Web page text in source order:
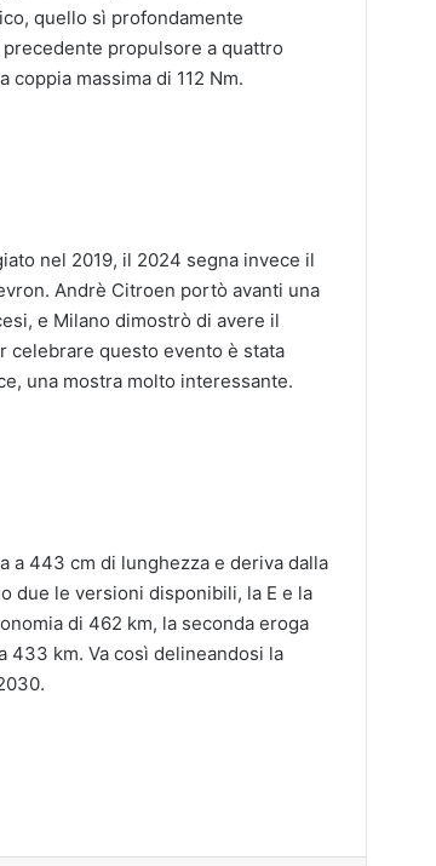
quello sì profondamente
propulsore a quattro
massima di 112 Nm.
nel 2019, il 2024 segna invece il
Andrè Citroen portò avanti una
e Milano dimostrò di avere il
celebrare questo evento è stata
una mostra molto interessante.
a 443 cm di lunghezza e deriva dalla
due le versioni disponibili, la E e la
di 462 km, la seconda eroga
433 km. Va così delineandosi la